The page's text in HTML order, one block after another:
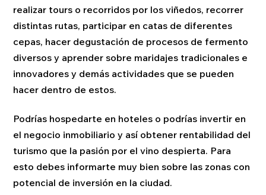
realizar tours o recorridos por los viñedos, recorrer
distintas rutas, participar en catas de diferentes
cepas, hacer degustación de procesos de fermento
diversos y aprender sobre maridajes tradicionales e
innovadores y demás actividades que se pueden
hacer dentro de estos.
Podrías hospedarte en hoteles o podrías invertir en
el negocio inmobiliario y así obtener rentabilidad del
turismo que la pasión por el vino despierta. Para
esto debes informarte muy bien sobre las zonas con
potencial de inversión en la ciudad.